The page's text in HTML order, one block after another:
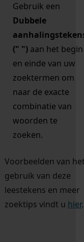
Gebruik een
Dubbele
(" ") aan het begin
en einde van uw
zoektermen om
naar de exacte
combinatie van
woorden te
zoeken.
Voorbeelden van
gebruik van deze
leestekens en meer
zoektips vindt u hier.